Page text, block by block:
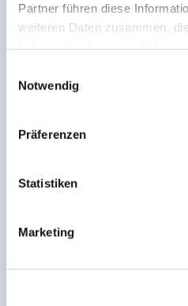
Partner führen diese
weiteren Daten zusammen,
Notwendig
Präferenzen
Statistiken
Marketing
12. Dezember 2022
Nach dem Triumph bei
Fleischkäseweck von
Vorsitzender an